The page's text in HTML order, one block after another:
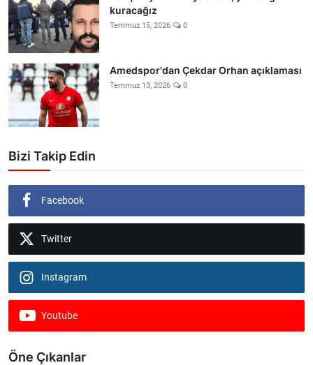
kuracağız
Temmuz 15, 2026 0
Amedspor'dan Çekdar Orhan açıklaması
Temmuz 13, 2026 0
Bizi Takip Edin
Facebook
Twitter
Instagram
Youtube
Öne Çıkanlar